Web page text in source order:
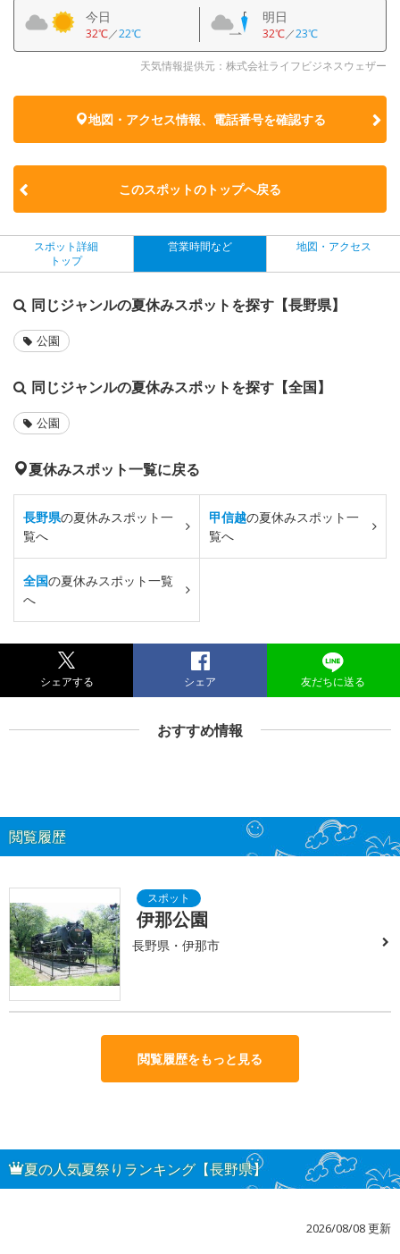
今日
32℃／22℃
明日
32℃／23℃
天気情報提供元：株式会社ライフビジネスウェザー
地図・アクセス情報、電話番号を確認する
このスポットのトップへ戻る
スポット詳細
トップ
営業時間など 地図・アクセス
同じジャンルの夏休みスポットを探す【長野県】
公園
同じジャンルの夏休みスポットを探す【全国】
公園
夏休みスポット一覧に戻る
長野県の夏休みスポット一
覧へ
甲信越の夏休みスポット一
覧へ
全国の夏休みスポット一覧
へ
シェアする シェア 友だちに送る
おすすめ情報
閲覧履歴
伊那公園
長野県・伊那市
閲覧履歴をもっと見る
夏の人気夏祭りランキング【長野県】
2026/08/08 更新